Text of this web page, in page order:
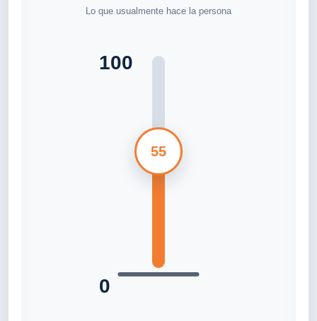
Lo que usualmente hace la persona
100
0
55